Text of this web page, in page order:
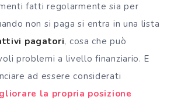
fatti regolarmente sia per
non si paga si entra in una lista
pagatori, cosa che può
problemi a livello finanziario. E
ad essere considerati
la propria posizione